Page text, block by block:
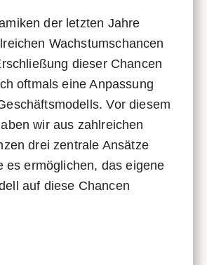
der letzten Jahre
Wachstumschancen
dieser Chancen
oftmals eine Anpassung
Vor diesem
wir aus zahlreichen
drei zentrale Ansätze
es ermöglichen, das eigene
auf diese Chancen